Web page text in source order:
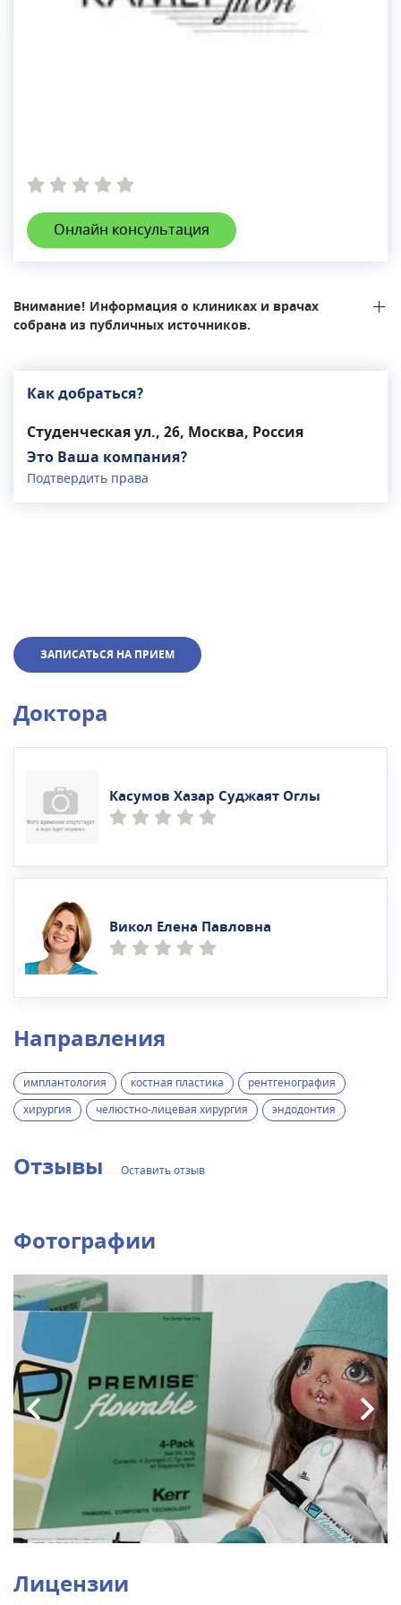
Онлайн консультация
Внимание! Информация о клиниках и врачах
собрана из публичных источников.
Как добраться?
Студенческая ул., 26, Москва, Россия
Это Ваша компания?
Подтвердить права
ЗАПИСАТЬСЯ НА ПРИЕМ
Доктора
Касумов Хазар Суджаят Оглы
Викол Елена Павловна
Направления
имплантология костная пластика
рентгенография
хирургия
челюстно-лицевая хирургия эндодонтия
Отзывы Оставить отзыв
Фотографии
Лицензии